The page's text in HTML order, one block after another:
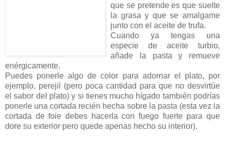
que se pretende es que suelte
la grasa y que se amalgame
junto con el aceite de trufa.
Cuando ya tengas una
especie de aceite turbio,
añade la pasta y remueve
enérgicamente.
Puedes ponerle algo de color para adornar el plato, por
ejemplo, perejil (pero poca cantidad para que no desvirtúe
el sabor del plato) y si tienes mucho hígado también podrías
ponerle una cortada recién hecha sobre la pasta (esta vez la
cortada de foie debes hacerla con fuego fuerte para que
dore su exterior pero quede apenas hecho su interior).